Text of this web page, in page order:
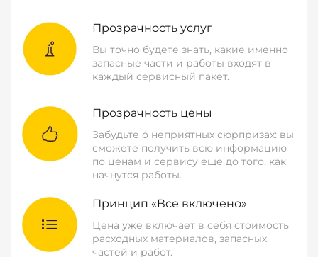
Прозрачность услуг
Вы точно будете знать, какие именно
запасные части и работы входят в
каждый сервисный пакет.
Прозрачность цены
Забудьте о неприятных сюрпризах: вы
сможете получить всю информацию
по ценам и сервису еще до того, как
начнутся работы.
Принцип «Все включено»
Цена уже включает в себя стоимость
расходных материалов, запасных
частей и работ.